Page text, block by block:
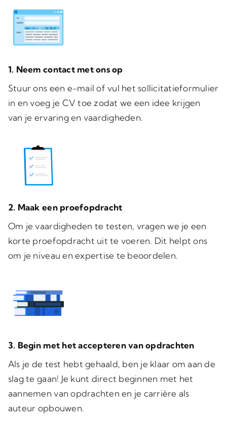
1. Neem contact met ons op
Stuur ons een e-mail of vul het sollicitatieformulier
in en voeg je CV toe zodat we een idee krijgen
van je ervaring en vaardigheden.
2. Maak een proefopdracht
Om je vaardigheden te testen, vragen we je een
korte proefopdracht uit te voeren. Dit helpt ons
om je niveau en expertise te beoordelen.
3. Begin met het accepteren van opdrachten
Als je de test hebt gehaald, ben je klaar om aan de
slag te gaan! Je kunt direct beginnen met het
aannemen van opdrachten en je carrière als
auteur opbouwen.